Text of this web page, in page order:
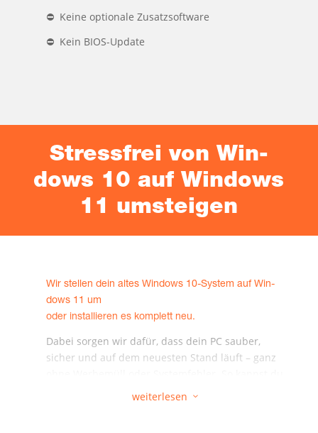
⛔️ Kei­ne optio­na­le Zusatz­soft­ware
⛔️ Kein BIOS-Update
Stress­frei von Win­
dows 10 auf Win­dows
11 umsteigen
Wir stel­len dein altes Win­dows 10-Sys­tem auf Win­
dows 11 um
oder instal­lie­ren es kom­plett neu.
Dabei sor­gen wir dafür, dass dein PC sau­ber,
sicher und auf dem neu­es­ten Stand läuft – ganz
dich sofort auf das kon­zen­trie­ren, was wirk­lich
weiterlesen 3